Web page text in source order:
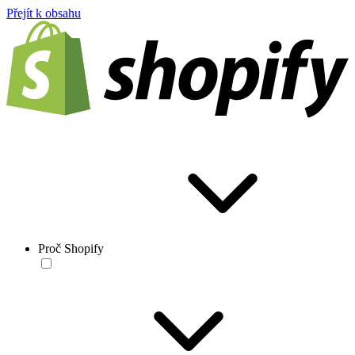
Přejít k obsahu
Proč Shopify